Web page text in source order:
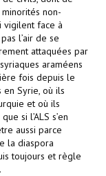
non-
vigilent face à
l’air de se
attaquées par
araméens
fois depuis le
Syrie, où ils
et où ils
si l’ALS s’en
aussi parce
la diaspora
toujours et règle